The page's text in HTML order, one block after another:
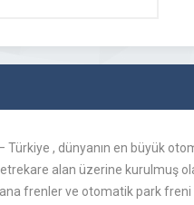
, dünyanın en büyük
alan üzerine kurulmuş
frenler ve otomatik park